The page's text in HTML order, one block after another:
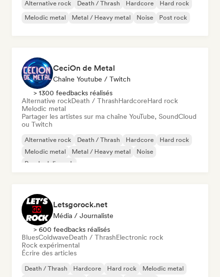
Alternative rock Death / Thrash Hardcore
Hard rock
Melodic metal
Metal / Heavy metal Noise Post rock
CeciOn de Metal
Chaîne Youtube / Twitch
> 1300 feedbacks réalisés
Alternative rockDeath / ThrashHardcoreHard rock
Melodic metal
Partager les artistes sur ma chaîne YouTube, SoundCloud
ou Twitch
Alternative rock Death / Thrash Hardcore
Hard rock
Melodic metal
Metal / Heavy metal
Noise
Psychedelic rock
Letsgorock.net
Média / Journaliste
> 600 feedbacks réalisés
BluesColdwaveDeath / ThrashElectronic rock
Rock expérimental
Écrire des articles
Death / Thrash Hardcore Hard rock
Melodic metal